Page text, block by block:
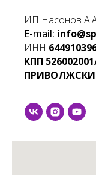
ИП Насонов
E-mail:
ИНН
КПП